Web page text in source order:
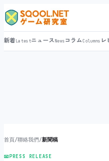
新着LatestニュースNews コラムColumns レ
首頁/聯絡我們/新聞稿
📧PRESS RELEASE